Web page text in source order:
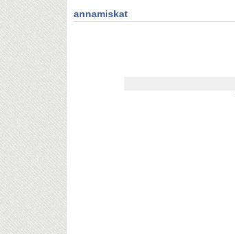
annamiskat